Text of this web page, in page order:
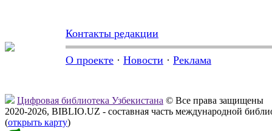
Контакты редакции
О проекте · Новости · Реклама
Цифровая библиотека Узбекистана © Все права защищены
2020-2026, BIBLIO.UZ - составная часть международной
(открыть карту)